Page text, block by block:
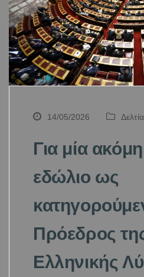
14/05/2026
Για μία
εδώλιο ως
Πρόεδρος
Ελληνικής